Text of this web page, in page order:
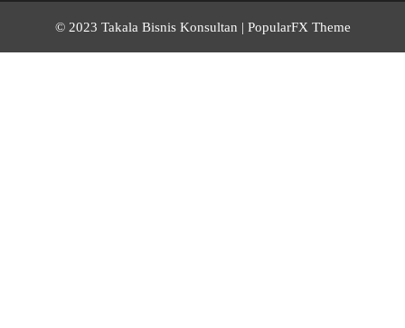
© 2023 Takala Bisnis Konsultan | PopularFX Theme